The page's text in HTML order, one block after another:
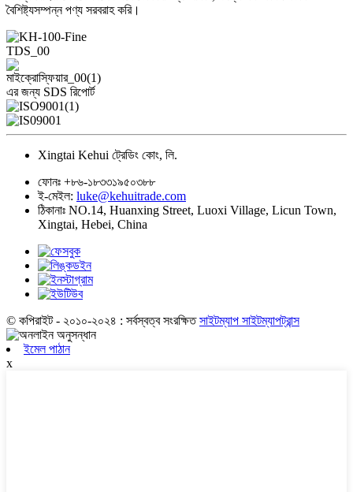
বৈশিষ্ট্যসম্পন্ন পণ্য সরবরাহ করি।
Xingtai Kehui ট্রেডিং কোং, লি.
ফোনঃ +৮৬-১৮৩৩১৯৫০৩৮৮
ই-মেইল: luke@kehuitrade.com
ঠিকানাঃ NO.14, Huanxing Street, Luoxi Village, Licun Town,
Xingtai, Hebei, China
© কপিরাইট - ২০১০-২০২৪ : সর্বস্বত্ব সংরক্ষিতসাইটম্যাপ সাইটম্যাপট্রান্স
ইমেল পাঠান
x